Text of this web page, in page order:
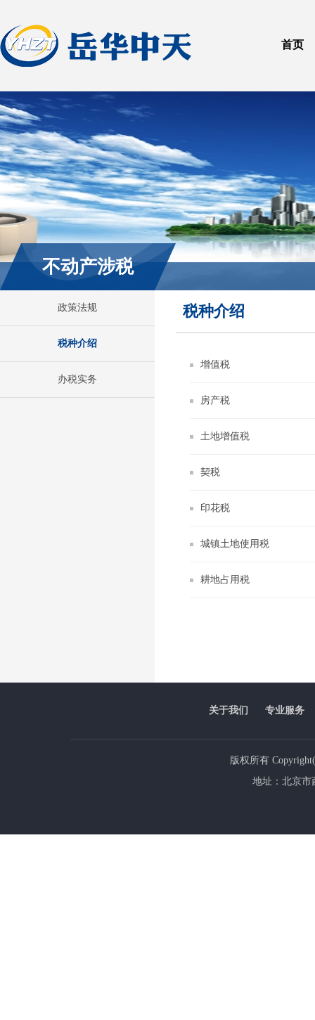
首页
不动产涉税
政策法规
税种介绍
办税实务
税种介绍
增值税
房产税
土地增值税
契税
印花税
城镇土地使用税
耕地占用税
关于我们 专业服务
版权所有
地址：北京市